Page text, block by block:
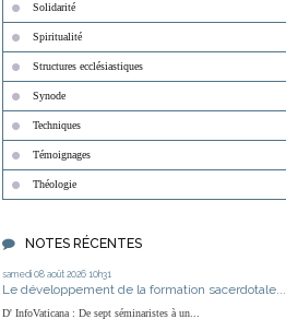
Solidarité
Spiritualité
Structures ecclésiastiques
Synode
Techniques
Témoignages
Théologie
NOTES RÉCENTES
samedi 08 août 2026 10h31
Le développement de la formation sacerdotale...
D' InfoVaticana : De sept séminaristes à un...